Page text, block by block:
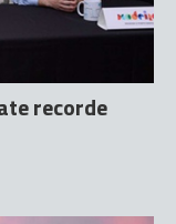
recorde